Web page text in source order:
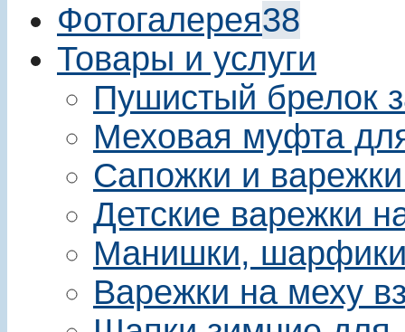
Фотогалерея38
Товары и услуги
Пушистый брелок
Меховая муфта
Сапожки и
Детские варежки
Манишки,
Варежки на меху